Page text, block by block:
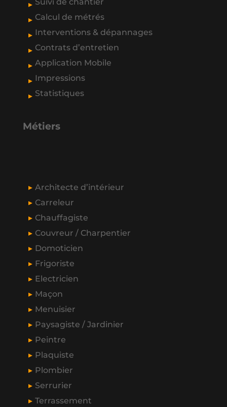
Calcul de métrés
Interventions & dépannages
Contrats d’entretien
Application Mobile
Impressions
Statistiques
Métiers
Architecte d’intérieur
Carreleur
Chauffagiste
Couvreur / Charpentier
Domoticien
Frigoriste
Electricien
Maçon
Menuisier
Paysagiste / Jardinier
Peintre
Plaquiste
Plombier
Serrurier
Terrassement